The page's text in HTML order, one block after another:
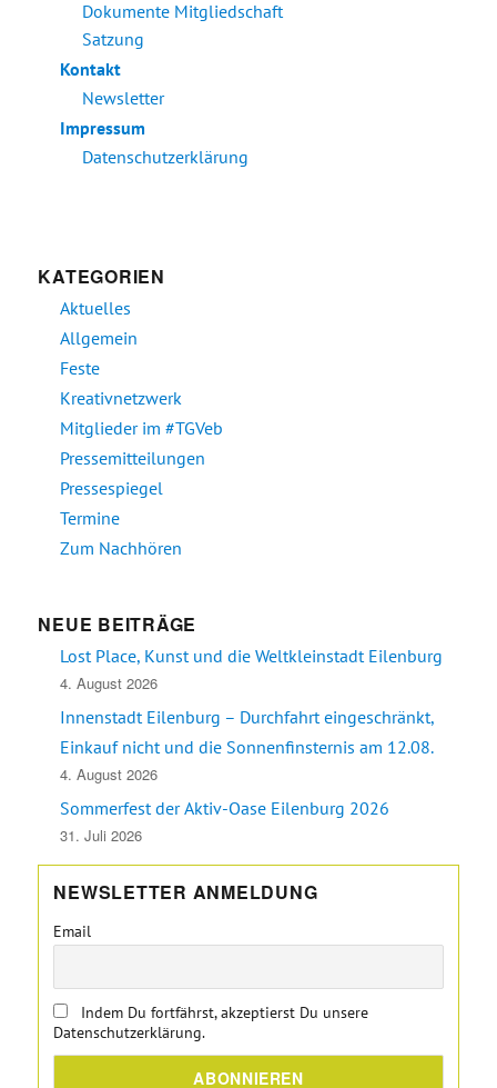
Dokumente Mitgliedschaft
Satzung
Kontakt
Newsletter
Impressum
Datenschutzerklärung
KATEGORIEN
Aktuelles
Allgemein
Feste
Kreativnetzwerk
Mitglieder im #TGVeb
Pressemitteilungen
Pressespiegel
Termine
Zum Nachhören
NEUE BEITRÄGE
Lost Place, Kunst und die Weltkleinstadt Eilenburg
4. August 2026
Innenstadt Eilenburg – Durchfahrt eingeschränkt,
Einkauf nicht und die Sonnenfinsternis am 12.08.
4. August 2026
Sommerfest der Aktiv-Oase Eilenburg 2026
31. Juli 2026
NEWSLETTER ANMELDUNG
Email
Indem Du fortfährst, akzeptierst Du unsere
Datenschutzerklärung.